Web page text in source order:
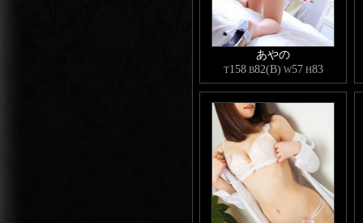
あやの
T158 B82(B) W57 H83